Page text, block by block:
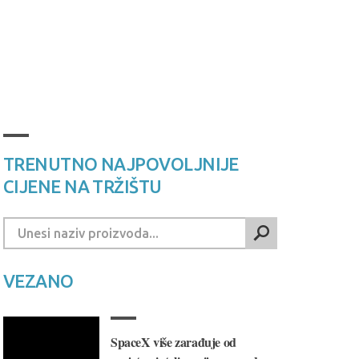
TRENUTNO NAJPOVOLJNIJE
CIJENE NA TRŽIŠTU
VEZANO
SpaceX više zarađuje od